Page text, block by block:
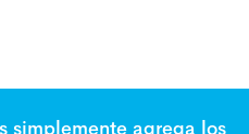
simplemente agrega los